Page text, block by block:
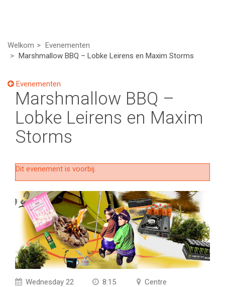
Welkom
Evenementen
Marshmallow BBQ – Lobke Leirens en Maxim Storms
Evenementen
Marshmallow BBQ –
Lobke Leirens en Maxim
Storms
Dit evenement is voorbij.
Wednesday 22
8:15
Centre